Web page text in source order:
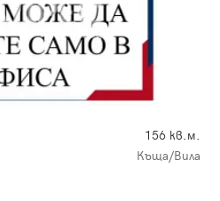
156 кв.м.
Къща/Вила